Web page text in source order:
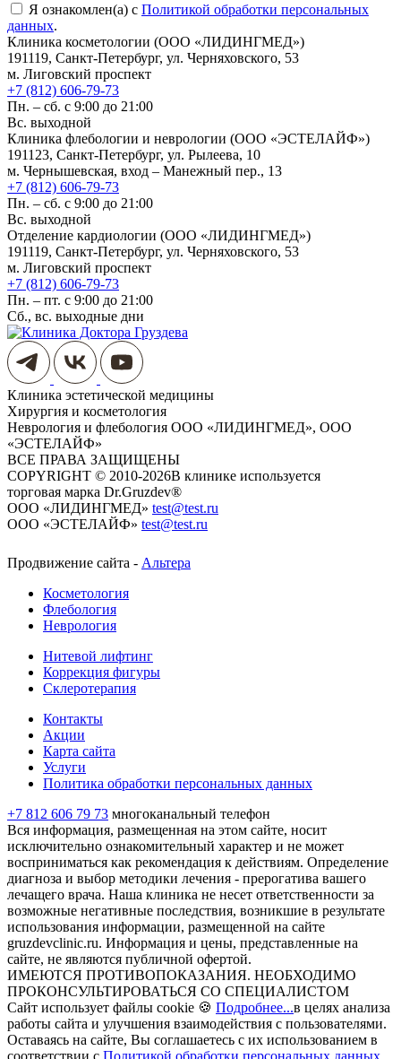
Я ознакомлен(а) с Политикой обработки персональных
данных.
Клиника косметологии (ООО «ЛИДИНГМЕД»)
191119, Санкт-Петербург, ул. Черняховского, 53
м. Лиговский проспект
+7 (812) 606-79-73
Пн. – сб. с 9:00 до 21:00
Вс. выходной
Клиника флебологии и неврологии (ООО «ЭСТЕЛАЙФ»)
191123, Санкт-Петербург, ул. Рылеева, 10
м. Чернышевская, вход – Манежный пер., 13
+7 (812) 606-79-73
Пн. – сб. с 9:00 до 21:00
Вс. выходной
Отделение кардиологии (ООО «ЛИДИНГМЕД»)
191119, Санкт-Петербург, ул. Черняховского, 53
м. Лиговский проспект
+7 (812) 606-79-73
Пн. – пт. с 9:00 до 21:00
Сб., вс. выходные дни
Клиника эстетической медицины
Хирургия и косметология
Неврология и флебология ООО «ЛИДИНГМЕД», ООО
«ЭСТЕЛАЙФ»
ВСЕ ПРАВА ЗАЩИЩЕНЫ
COPYRIGHT © 2010-2026​​​​​​​В клинике используется
торговая марка Dr.Gruzdev®
ООО «ЛИДИНГМЕД» test@test.ru
ООО «ЭСТЕЛАЙФ» test@test.ru
Продвижение сайта - Альтера
Косметология
Флебология
Неврология
Нитевой лифтинг
Коррекция фигуры
Склеротерапия
Контакты
Акции
Карта сайта
Услуги
Политика обработки персональных данных
+7 812 606 79 73 многоканальный телефон
Вся информация, размещенная на этом сайте, носит
исключительно ознакомительный характер и не может
восприниматься как рекомендация к действиям. Определение
диагноза и выбор методики лечения - прерогатива вашего
лечащего врача. Наша клиника не несет ответственности за
возможные негативные последствия, возникшие в результате
использования информации, размещенной на сайте
gruzdevclinic.ru. Информация и цены, представленные на
сайте, не являются публичной офертой.
ИМЕЮТСЯ ПРОТИВОПОКАЗАНИЯ. НЕОБХОДИМО
ПРОКОНСУЛЬТИРОВАТЬСЯ СО СПЕЦИАЛИСТОМ
Сайт использует файлы cookie 🍪 Подробнее...в целях анализа
работы сайта и улучшения взаимодействия с пользователями.
Оставаясь на сайте, Вы соглашаетесь с их использованием в
соответствии с Политикой обработки персональных данных